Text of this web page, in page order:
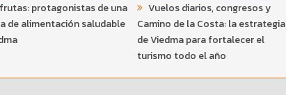
protagonistas de una
de alimentación saludable
Vuelos diarios, congresos y
Camino de la Costa: la estrategia
de Viedma para fortalecer el
turismo todo el año